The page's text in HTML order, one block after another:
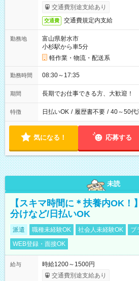
交通費別途支給あり
交通費 交通費規定内支給
勤務地
富山県射水市
小杉駅から車5分
軽作業・物流・配送系
勤務時間 08:30～17:35
期間 長期でお仕事できる方、大歓迎！
特徴 日払いOK / 履歴書不要 / 40～50代
気になる！ 応募する
未読
【スキマ時間に＊扶養内OK！
分けなど/日払いOK
派遣 職種未経験OK 社会人未経験OK
ブ
WEB登録・面接OK
給与
時給1200～1500円
交通費別途支給あり